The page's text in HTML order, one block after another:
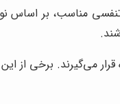
مناسب، بر اساس
می‌گیرند. برخی از این